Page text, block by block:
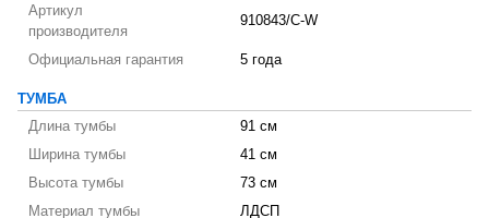
Артикул
производителя
910843/C-W
Официальная гарантия 5 года
ТУМБА
Длина тумбы
91 см
Ширина тумбы
41 см
Высота тумбы
73 см
Материал тумбы
ЛДСП